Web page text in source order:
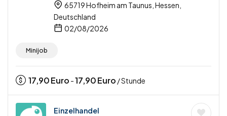
65719 Hofheim am Taunus, Hessen,
Deutschland
02/08/2026
Minijob
17,90Euro -17,90Euro / Stunde
Einzelhandel